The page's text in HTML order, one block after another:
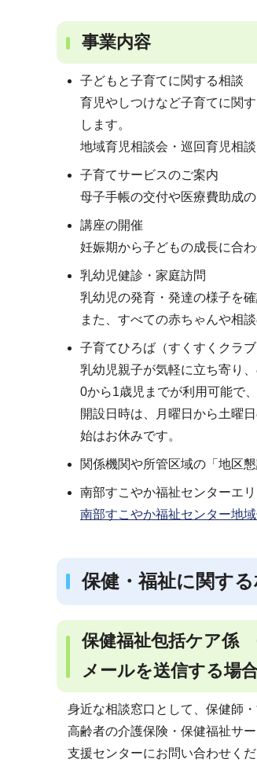
事業内容
子どもと子育てに関する相談
育児やしつけなど子育てに関
します。
地域育児相談会・巡回育児相談
子育てサービスのご案内
母子手帳の交付や医療費助成
講座の開催
妊娠期から子どもの成長に合
乳幼児健診・家庭訪問
乳幼児の発育・発達の様子を
また、すべての赤ちゃんや相
子育てひろば（すくすくクラブ
乳幼児親子が気軽に立ち寄り
0から1歳児までが利用可能で
開設日時は、月曜日から土曜
始はお休みです。
関係機関や所管区域の「地区
南部すこやか福祉センターエ
南部すこやか福祉センター地
保健・福祉に関す
保健福祉包括ケア係
メールを送信する場
身近な相談窓口として、保健師
高齢者の介護保険・保健福祉サ
支援センターにお問い合わせく